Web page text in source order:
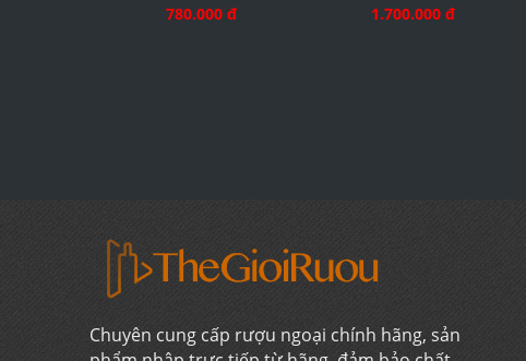
780.000 đ 1.700.000 đ
Chuyên cung cấp rượu ngoại chính hãng, sản